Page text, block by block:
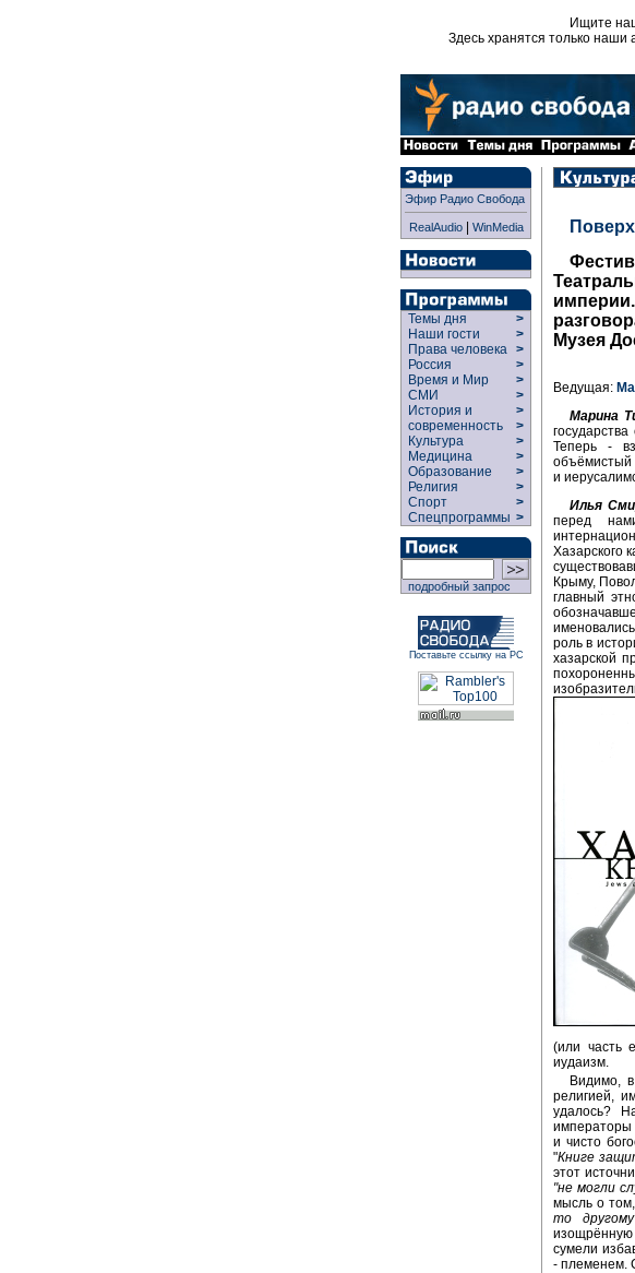
Ищите
Здесь хранятся только
Эфир Радио Свобода
RealAudio| WinMedia
Темы дня
>
Наши гости
>
Права человека >
Россия
>
Время и Мир
>
СМИ
>
История и
современность
>
>
Культура
>
Медицина
>
Образование
>
Религия
>
Спорт
>
Спецпрограммы >
подробный запрос
Поставьте ссылку на РС
Музея
Ведущая:
Марина
Теперь -
объёмистый
и
Илья
перед
Хазарского
Крыму,
главный
роль в
хазарской
(или часть
иудаизм.
Видимо,
религией,
удалось?
императоры
и чисто
"Книге
этот
"не могли
мысль о
то
изощрённую
сумели
- племенем.